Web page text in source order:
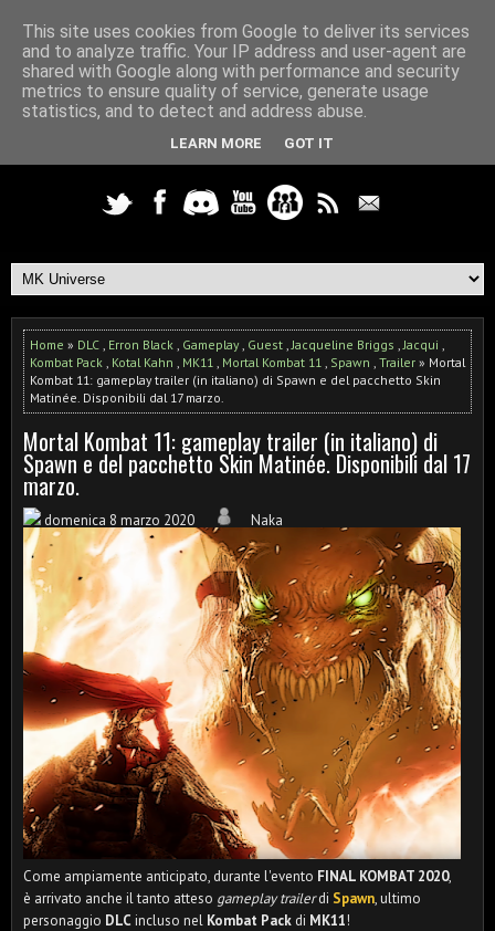
Home » DLC , Erron Black , Gameplay, Guest ,Jacqueline Briggs ,Jacqui ,
Kombat Pack , Kotal Kahn , MK11 , Mortal Kombat 11 , Spawn , Trailer » Mortal
Kombat 11: gameplay trailer (in italiano) di Spawn e del pacchetto Skin
Matinée. Disponibili dal 17 marzo.
Mortal Kombat 11: gameplay trailer (in italiano) di
Spawn e del pacchetto Skin Matinée. Disponibili dal 17
marzo.
domenica 8 marzo 2020 Naka
Come ampiamente anticipato, durante l'evento FINAL KOMBAT 2020,
è arrivato anche il tanto atteso gameplay trailerdi Spawn, ultimo
personaggio DLCincluso nel Kombat Pack di MK11!
This site uses cookies from Google to deliver its services
and to analyze traffic. Your IP address and user-agent are
shared with Google along with performance and security
metrics to ensure quality of service, generate usage
statistics, and to detect and address abuse.
LEARN MORE GOT IT